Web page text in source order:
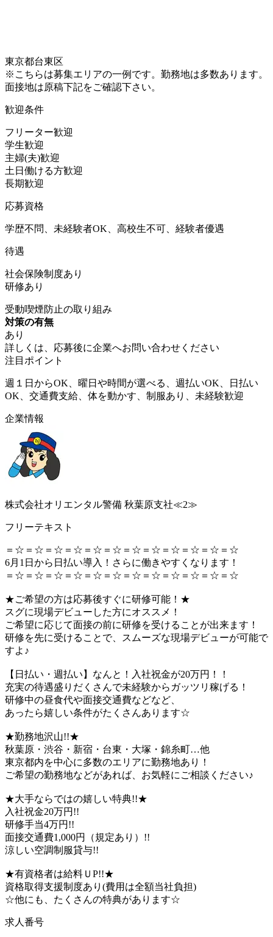
東京都台東区
※こちらは募集エリアの一例です。勤務地は多数あります。
面接地は原稿下記をご確認下さい。
歓迎条件
フリーター歓迎
学生歓迎
主婦(夫)歓迎
土日働ける方歓迎
長期歓迎
応募資格
学歴不問、未経験者OK、高校生不可、経験者優遇
待遇
社会保険制度あり
研修あり
受動喫煙防止の取り組み
対策の有無
あり
詳しくは、応募後に企業へお問い合わせください
注目ポイント
週１日からOK、曜日や時間が選べる、週払いOK、日払い
OK、交通費支給、体を動かす、制服あり、未経験歓迎
企業情報
株式会社オリエンタル警備 秋葉原支社≪2≫
フリーテキスト
＝☆＝☆＝☆＝☆＝☆＝☆＝☆＝☆＝☆＝☆＝☆＝☆
6月1日から日払い導入！さらに働きやすくなります！
＝☆＝☆＝☆＝☆＝☆＝☆＝☆＝☆＝☆＝☆＝☆＝☆
★ご希望の方は応募後すぐに研修可能！★
スグに現場デビューした方にオススメ！
ご希望に応じて面接の前に研修を受けることが出来ます！
研修を先に受けることで、スムーズな現場デビューが可能で
すよ♪
【日払い・週払い】なんと！入社祝金が20万円！！
充実の待遇盛りだくさんで未経験からガッツリ稼げる！
研修中の昼食代や面接交通費などなど、
あったら嬉しい条件がたくさんあります☆
★勤務地沢山!!★
秋葉原・渋谷・新宿・台東・大塚・錦糸町…他
東京都内を中心に多数のエリアに勤務地あり！
ご希望の勤務地などがあれば、お気軽にご相談ください♪
★大手ならではの嬉しい特典!!★
入社祝金20万円!!
研修手当4万円!!
面接交通費1,000円（規定あり）!!
涼しい空調制服貸与!!
★有資格者は給料ＵP!!★
資格取得支援制度あり(費用は全額当社負担)
☆他にも、たくさんの特典があります☆
求人番号